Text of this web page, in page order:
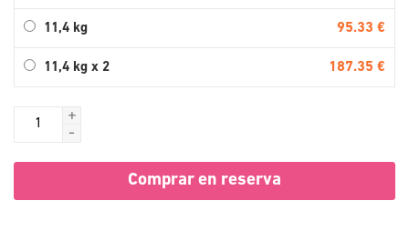
11,4 kg 95.33 €
11,4 kg x 2 187.35 €
+
-
Comprar en reserva